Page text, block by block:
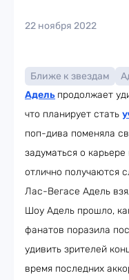
22 ноября 2022
Ближе к звездам
Адель продолжает
что планирует стать
поп-дива поменяла
задуматься о
отлично получаются
Лас-Вегасе Адель
Шоу Адель прошло,
фанатов поразила
удивить зрителей
время последних